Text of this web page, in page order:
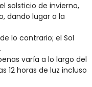
solsticio de invierno,
dando lugar a la
lo contrario; el Sol
varía a lo largo del
12 horas de luz incluso